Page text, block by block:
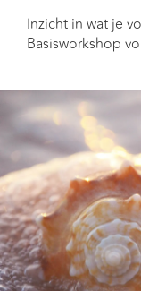
Inzicht in wat je
Basisworkshop